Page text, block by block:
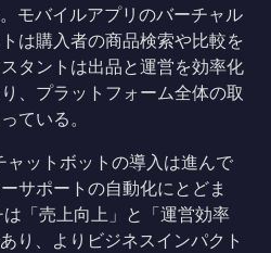
モバイルアプリのバーチャル
は購入者の商品検索や比較を
タントは出品と運営を効率化
、プラットフォーム全体の取
ている。
ットボットの導入は進んで
サポートの自動化にとどま
「売上向上」と「運営効率
り、よりビジネスインパクト